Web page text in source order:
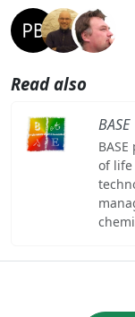
Read also
BASE
of life